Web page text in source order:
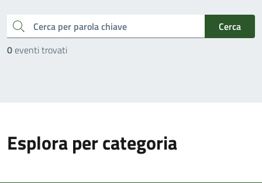
cerca
Cerca
0eventi trovati
Esplora per categoria